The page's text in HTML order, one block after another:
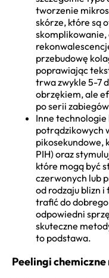
tworzenie
skórze, które są
skomplikowanie,
przebudowę
poprawiając
trwa zwykle 5-7
obrzękiem, ale
po serii
Inne technologie
potrądzikowych
pikosekundowe,
PIH) oraz
które mogą być
czerwonych lub
od rodzaju blizn i
trafić do
odpowiedni
skuteczne
to podstawa.
Peelingi